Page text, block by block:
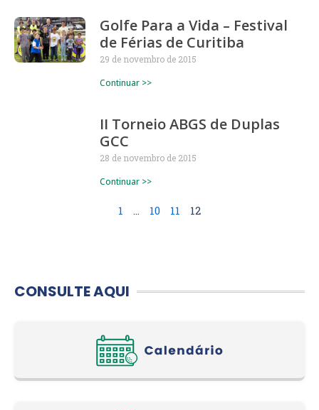
Golfe Para a Vida – Festival
de Férias de Curitiba
29 de novembro de 2015
Continuar >>
II Torneio ABGS de Duplas
GCC
28 de novembro de 2015
Continuar >>
1 … 10 11 12
CONSULTE AQUI